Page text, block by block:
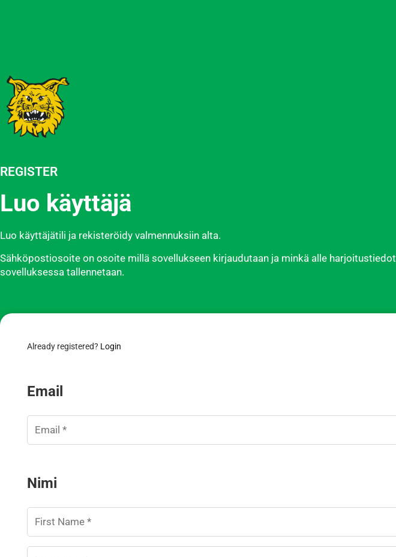
REGISTER
Luo käyttäjä
Luo käyttäjätili ja rekisteröidy valmennuksiin alta.
Sähköpostiosoite on osoite millä sovellukseen kirjaudutaan ja minkä alle harjoitustiedot
sovelluksessa tallennetaan.
Already registered? Login
Email
Nimi